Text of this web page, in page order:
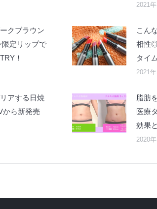
2021
クブラウン
定リップで
！
こん
相性
タイ
2021
アする日焼
から新発売
脂肪
医療
効果
2020